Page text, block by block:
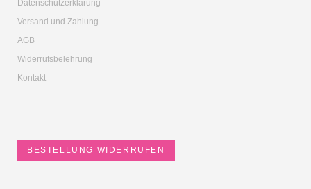
Datenschutzerklärung
Versand und Zahlung
AGB
Widerrufsbelehrung
Kontakt
BESTELLUNG WIDERRUFEN